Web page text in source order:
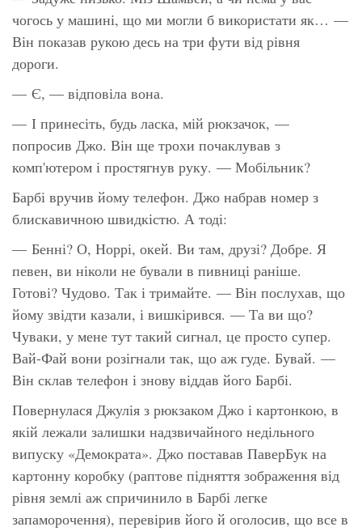
чогось у машині, що ми могли б використати як… —
Він показав рукою десь на три фути від рівня
дороги.
— Є, — відповіла вона.
— І принесіть, будь ласка, мій рюкзачок, —
попросив Джо. Він ще трохи почаклував з
комп'ютером і простягнув руку. — Мобільник?
Барбі вручив йому телефон. Джо набрав номер з
блискавичною швидкістю. А тоді:
— Бенні? О, Норрі, окей. Ви там, друзі? Добре. Я
певен, ви ніколи не бували в пивниці раніше.
Готові? Чудово. Так і тримайте. — Він послухав, що
йому звідти казали, і вишкірився. — Та ви що?
Чуваки, у мене тут такий сигнал, це просто супер.
Вай-Фай вони розігнали так, що аж гуде. Бувай. —
Він склав телефон і знову віддав його Барбі.
Повернулася Джулія з рюкзаком Джо і картонкою, в
якій лежали залишки надзвичайного недільного
випуску «Демократа». Джо поставав ПаверБук на
картонну коробку (раптове підняття зображення від
рівня землі аж спричинило в Барбі легке
запаморочення), перевірив його й оголосив, що все в